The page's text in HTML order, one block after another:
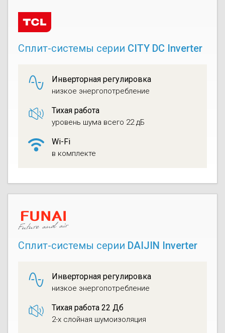
Сплит-системы серии CITY DC Inverter
Инверторная регулировка
низкое энергопотребление
Тихая работа
уровень шума всего 22 дБ
Wi-Fi
в комплекте
Сплит-системы серии DAIJIN Inverter
Инверторная регулировка
низкое энергопотребление
Тихая работа 22 Дб
2-х слойная шумоизоляция